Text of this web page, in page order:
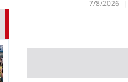
|
7/8/2026